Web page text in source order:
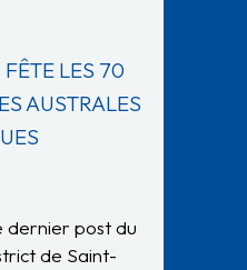
LES 70
AUSTRALES
dernier post du
de Saint-